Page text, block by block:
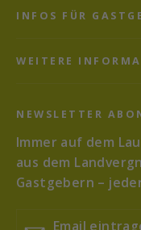
INFOS FÜR
WEITERE
NEWSLETTER
Immer auf dem
aus dem
Gastgebern –